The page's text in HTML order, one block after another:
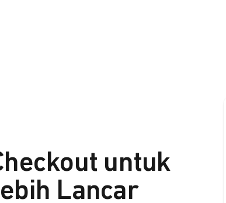
untuk
Lancar